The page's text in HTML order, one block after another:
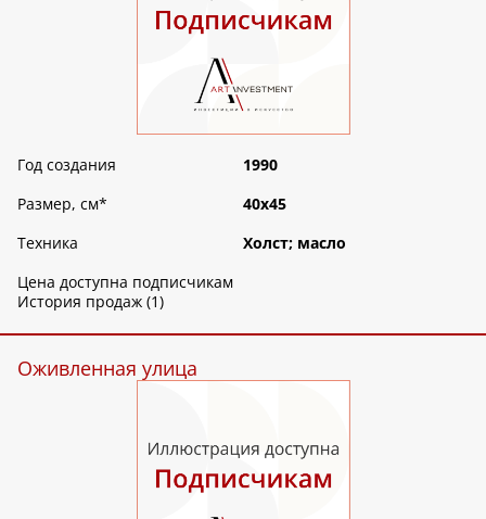
Год создания
1990
Размер, см*
40х45
Техника
Холст; масло
Цена доступна подписчикам
История продаж (1)
Оживленная улица